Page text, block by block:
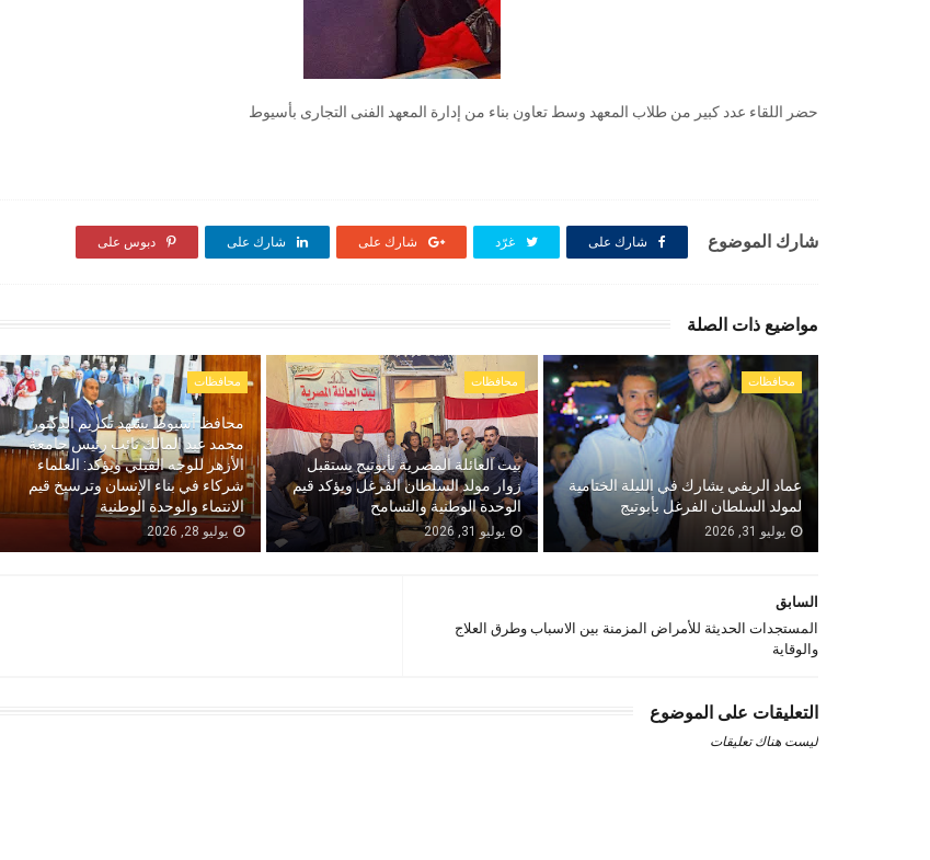
حضر اللقاء عدد كبير من طلاب المعهد وسط تعاون بناء من إدارة المعهد الفنى التجارى بأسيوط
شارك الموضوع شارك على غرّد شارك على شارك على دبوس على
مواضيع ذات الصلة
محافظات
عماد الريفي يشارك في الليلة الختامية
لمولد السلطان الفرغل بأبوتيج
يوليو 31, 2026
محافظات
بيت العائلة المصرية بأبوتيج يستقبل
زوار مولد السلطان الفرغل ويؤكد قيم
الوحدة الوطنية والتسامح
يوليو 31, 2026
محافظات
محافظ أسيوط يشهد تكريم الدكتور
محمد عبد المالك نائب رئيس جامعة
الأزهر للوجه القبلي ويؤكد: العلماء
شركاء في بناء الإنسان وترسيخ قيم
الانتماء والوحدة الوطنية
يوليو 28, 2026
السابق
المستجدات الحديثة للأمراض المزمنة بين الاسباب وطرق العلاج
والوقاية
التعليقات على الموضوع
ليست هناك تعليقات